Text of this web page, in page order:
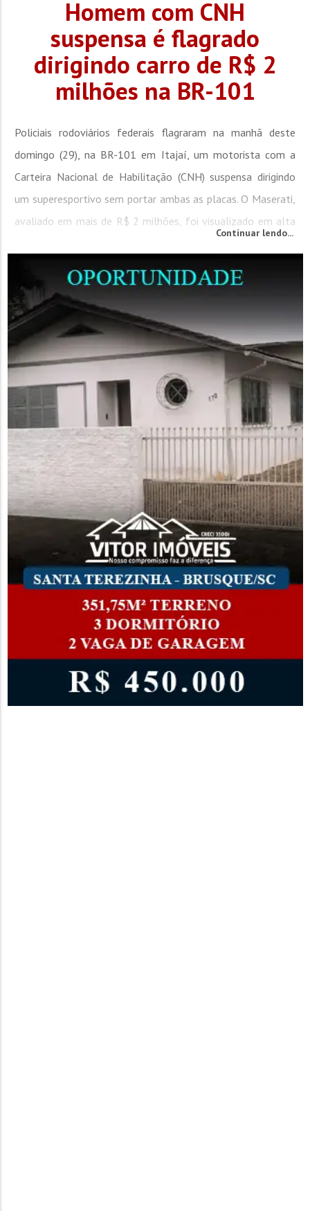
Homem com CNH
suspensa é flagrado
dirigindo carro de R$ 2
milhões na BR-101
Policiais rodoviários federais flagraram na manhã deste
domingo (29), na BR-101 em Itajaí, um motorista com a
Carteira Nacional de Habilitação (CNH) suspensa dirigindo
um superesportivo sem portar ambas as placas. O Maserati,
avaliado em mais de R$ 2 milhões, foi visualizado em alta
foram localizadas escondidas dentro do porta-malas. O
motorista, de 44 anos, estava com a CNH suspensa...
Continuar lendo...